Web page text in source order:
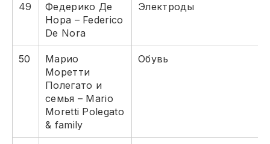
49
Федерико Де
Нора – Federico
De Nora
Электроды
50
Марио
Моретти
Полегато и
семья – Mario
Moretti Polegato
& family
Обувь